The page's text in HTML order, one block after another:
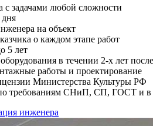
с задачами любой сложности
дня
на объект
о каждом этапе работ
5 лет
в течении 2-х лет
работы и проектирование
Министерства Культуры РФ
требованиям СНиП, СП, ГОСТ и в
инженера